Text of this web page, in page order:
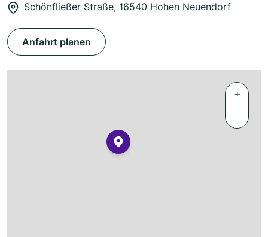
Schönfließer Straße, 16540 Hohen Neuendorf
Anfahrt planen
+
−